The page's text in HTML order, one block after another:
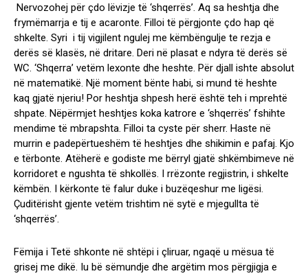
Nervozohej për çdo lëvizje të ‘shqerrës’. Aq sa heshtja dhe
frymëmarrja e tij e acaronte. Filloi të përgjonte çdo hap që
shkelte. Syri i tij vigjilent ngulej me këmbëngulje te rezja e
derës së klasës, në dritare. Deri në plasat e ndyra të derës së
WC. ‘Shqerra’ vetëm lexonte dhe heshte. Për djall ishte absolut
në matematikë. Një moment bënte habi, si mund të heshte
kaq gjatë njeriu! Por heshtja shpesh herë është teh i mprehtë
shpate. Nëpërmjet heshtjes koka katrore e ‘shqerrës’ fshihte
mendime të mbrapshta. Filloi ta cyste për sherr. Haste në
murrin e padepërtueshëm të heshtjes dhe shikimin e pafaj. Kjo
e tërbonte. Atëherë e godiste me bërryl gjatë shkëmbimeve në
korridoret e ngushta të shkollës. I rrëzonte regjistrin, i shkelte
këmbën. I kërkonte të falur duke i buzëqeshur me ligësi.
Çuditërisht gjente vetëm trishtim në sytë e mjegullta të
‘shqerrës’.
Fëmija i Tetë shkonte në shtëpi i çliruar, ngaqë u mësua të
grisej me dikë. Iu bë sëmundje dhe argëtim mos përgjigja e